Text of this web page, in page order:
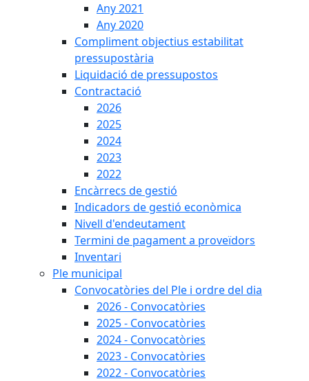
Any 2021
Any 2020
Compliment objectius estabilitat
pressupostària
Liquidació de pressupostos
Contractació
2026
2025
2024
2023
2022
Encàrrecs de gestió
Indicadors de gestió econòmica
Nivell d'endeutament
Termini de pagament a proveïdors
Inventari
Ple municipal
Convocatòries del Ple i ordre del dia
2026 - Convocatòries
2025 - Convocatòries
2024 - Convocatòries
2023 - Convocatòries
2022 - Convocatòries